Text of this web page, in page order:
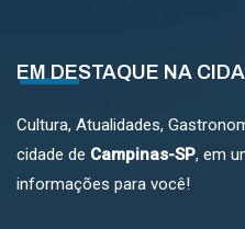
EM DESTAQUE NA
Cultura, Atualidades,
cidade de Campinas-SP, em
informações para você!